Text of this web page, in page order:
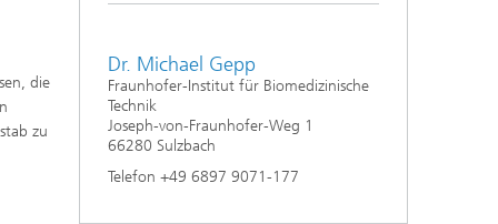
die
zu
Dr. Michael Gepp
Fraunhofer-Institut für Biomedizinische
Technik
Joseph-von-Fraunhofer-Weg 1
66280 Sulzbach
Telefon +49 6897 9071-177